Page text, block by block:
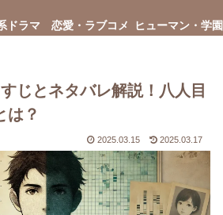
ドラマ 恋愛・ラブコメ ヒューマン・学園
じとネタバレ解説！八人目
は？
2025.03.15 2025.03.17